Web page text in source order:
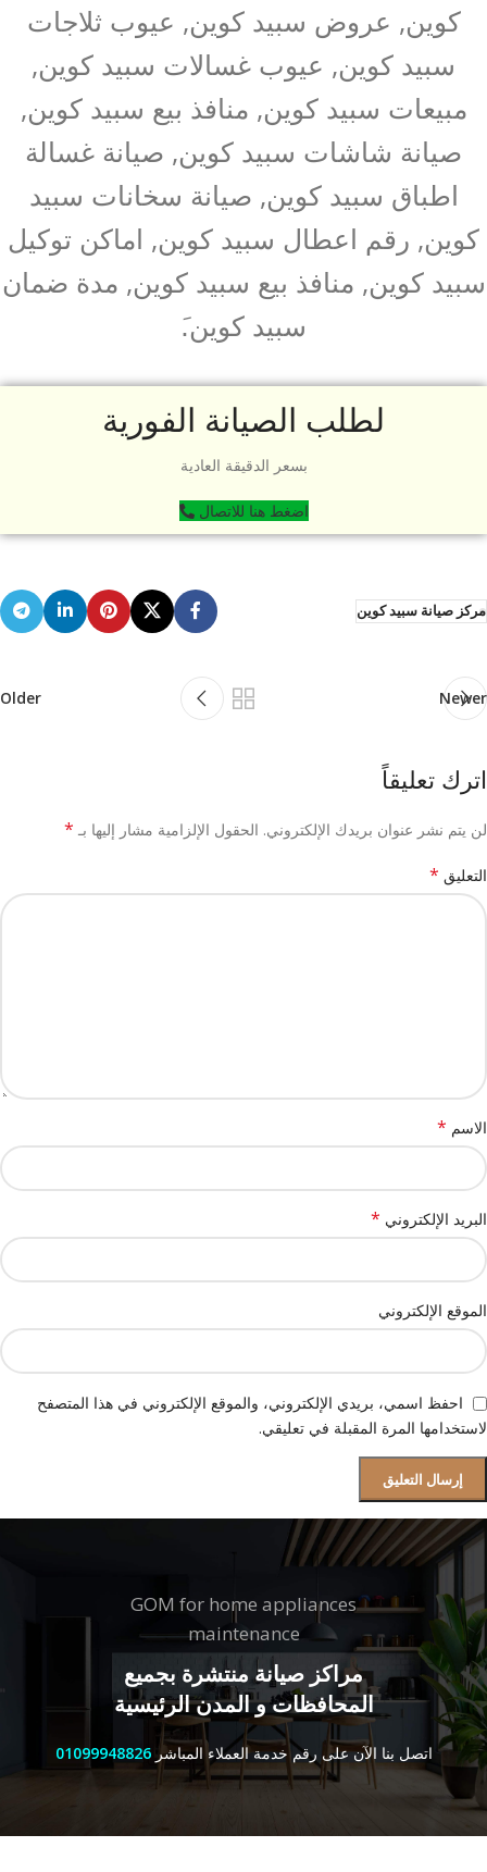
كوين, عروض سبيد كوين, عيوب ثلاجات
سبيد كوين, عيوب غسالات سبيد كوين,
مبيعات سبيد كوين, منافذ بيع سبيد كوين,
صيانة شاشات سبيد كوين, صيانة غسالة
اطباق سبيد كوين, صيانة سخانات سبيد
كوين, رقم اعطال سبيد كوين, اماكن توكيل
سبيد كوين, منافذ بيع سبيد كوين, مدة ضمان
سبيد كوين.َ
لطلب الصيانة الفورية
بسعر الدقيقة العادية
اضغط هنا للاتصال
مركز صيانة سبيد كوين
Newer
Older
اترك تعليقاً
لن يتم نشر عنوان بريدك الإلكتروني. الحقول الإلزامية مشار إليها بـ *
التعليق *
الاسم *
البريد الإلكتروني *
الموقع الإلكتروني
احفظ اسمي، بريدي الإلكتروني، والموقع الإلكتروني في هذا المتصفح
لاستخدامها المرة المقبلة في تعليقي.
GOM for home appliances
maintenance
مراكز صيانة منتشرة بجميع
المحافظات و المدن الرئيسية
اتصل بنا الآن على رقم خدمة العملاء المباشر 01099948826